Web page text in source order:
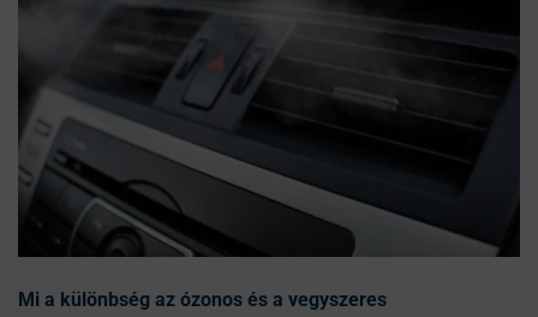
Mi a különbség az ózonos és a vegyszeres